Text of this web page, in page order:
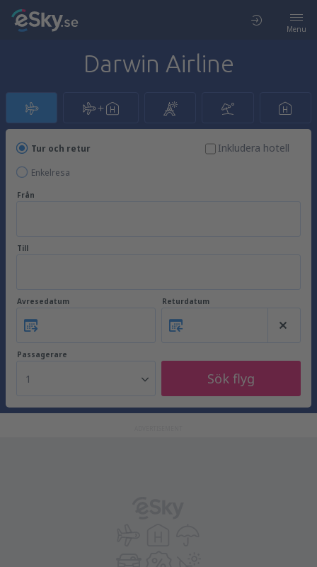
Menu
Darwin Airline
Tur och retur
Enkelresa
Inkludera hotell
Från
Till
Avresedatum Returdatum
Passagerare
1 Sök flyg